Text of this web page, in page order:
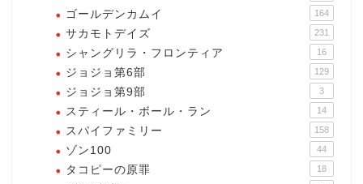
ゴールデンカムイ 164
サカモトデイズ 231
シャングリラ・フロンティア 16
ジョジョ第6部 129
ジョジョ第9部 3
スティール・ボール・ラン 14
スパイファミリー 158
ゾン100 44
タコピーの原罪 18